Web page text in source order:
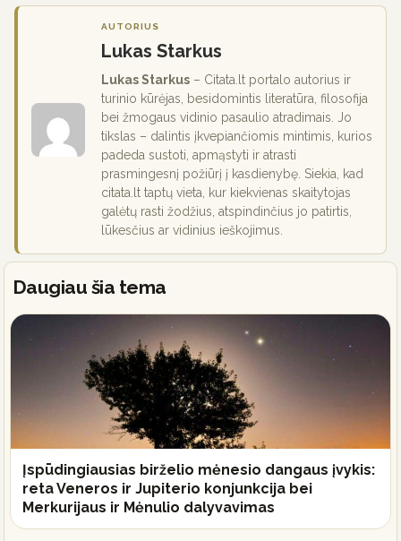
AUTORIUS
Lukas Starkus
Lukas Starkus – Citata.lt portalo autorius ir
turinio kūrėjas, besidomintis literatūra, filosofija
bei žmogaus vidinio pasaulio atradimais. Jo
tikslas – dalintis įkvepiančiomis mintimis, kurios
padeda sustoti, apmąstyti ir atrasti
prasmingesnį požiūrį į kasdienybę. Siekia, kad
citata.lt taptų vieta, kur kiekvienas skaitytojas
galėtų rasti žodžius, atspindinčius jo patirtis,
lūkesčius ar vidinius ieškojimus.
Daugiau šia tema
Įspūdingiausias birželio mėnesio dangaus įvykis:
reta Veneros ir Jupiterio konjunkcija bei
Merkurijaus ir Mėnulio dalyvavimas